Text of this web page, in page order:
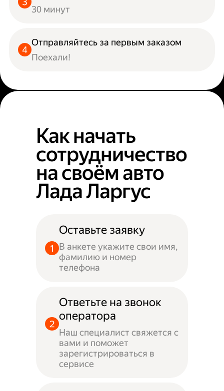
30 минут
Отправляйтесь за первым заказом
Поехали!
Как начать
сотрудничество
на своём авто
Лада Ларгус
Оставьте заявку
В анкете укажите свои имя,
фамилию и номер
телефона
Ответьте на звонок
оператора
Наш специалист свяжется с
вами и поможет
зарегистрироваться в
сервисе